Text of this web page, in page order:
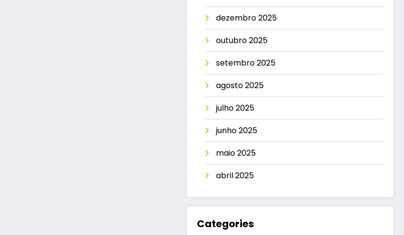
dezembro 2025
outubro 2025
setembro 2025
agosto 2025
julho 2025
junho 2025
maio 2025
abril 2025
Categories